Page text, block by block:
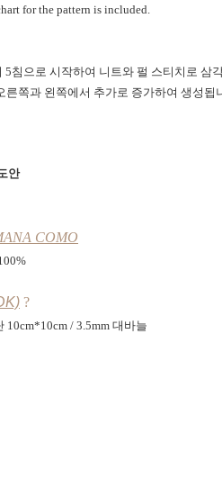
for the pattern is included.
5침으로 시작하여 니트와 펄 스티치로 삼
른쪽과 왼쪽에서 추가로 증가하여 생성
안
COMO
?
10cm*10cm / 3.5mm 대바늘